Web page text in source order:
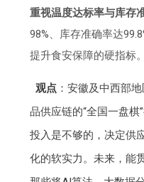
重视温度达标率与库存
98%、库存准确率达
提升食安保障的硬指标。
观点：安徽及中西部
品供应链的“全国一盘
投入是不够的，决定供
化的软实力。未来，能